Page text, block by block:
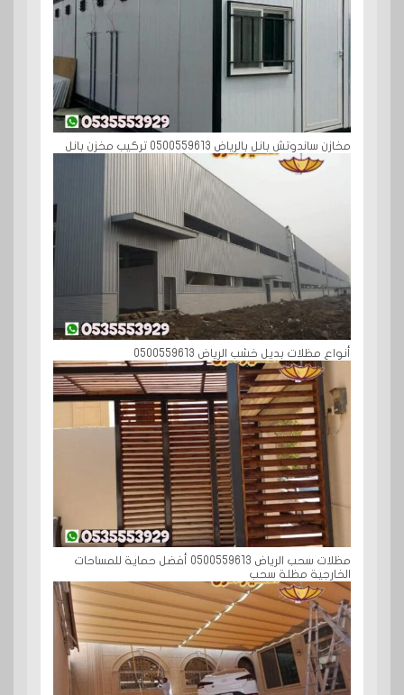
مخازن ساندوتش بانل بالرياض 0500559613 تركيب مخزن بانل
أنواع مظلات بديل خشب الرياض 0500559613
مظلات سحب الرياض 0500559613 أفضل حماية للمساحات
الخارجية مظلة سحب